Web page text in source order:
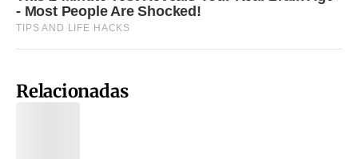
Relacionadas